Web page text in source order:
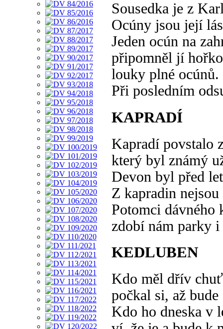
Sousedka je z
Ocúny jsou její
Jeden ocún na
připomněl jí
louky plné ocúnů.
Při posledním
KAPRADÍ
Kapradí povstalo
který byl známý
Devon byl před
Z kapradin
Potomci dávného
zdobí nám parky i
KEDLUBEN
Kdo měl dřív
počkal si, až bude
Kdo ho dneska v